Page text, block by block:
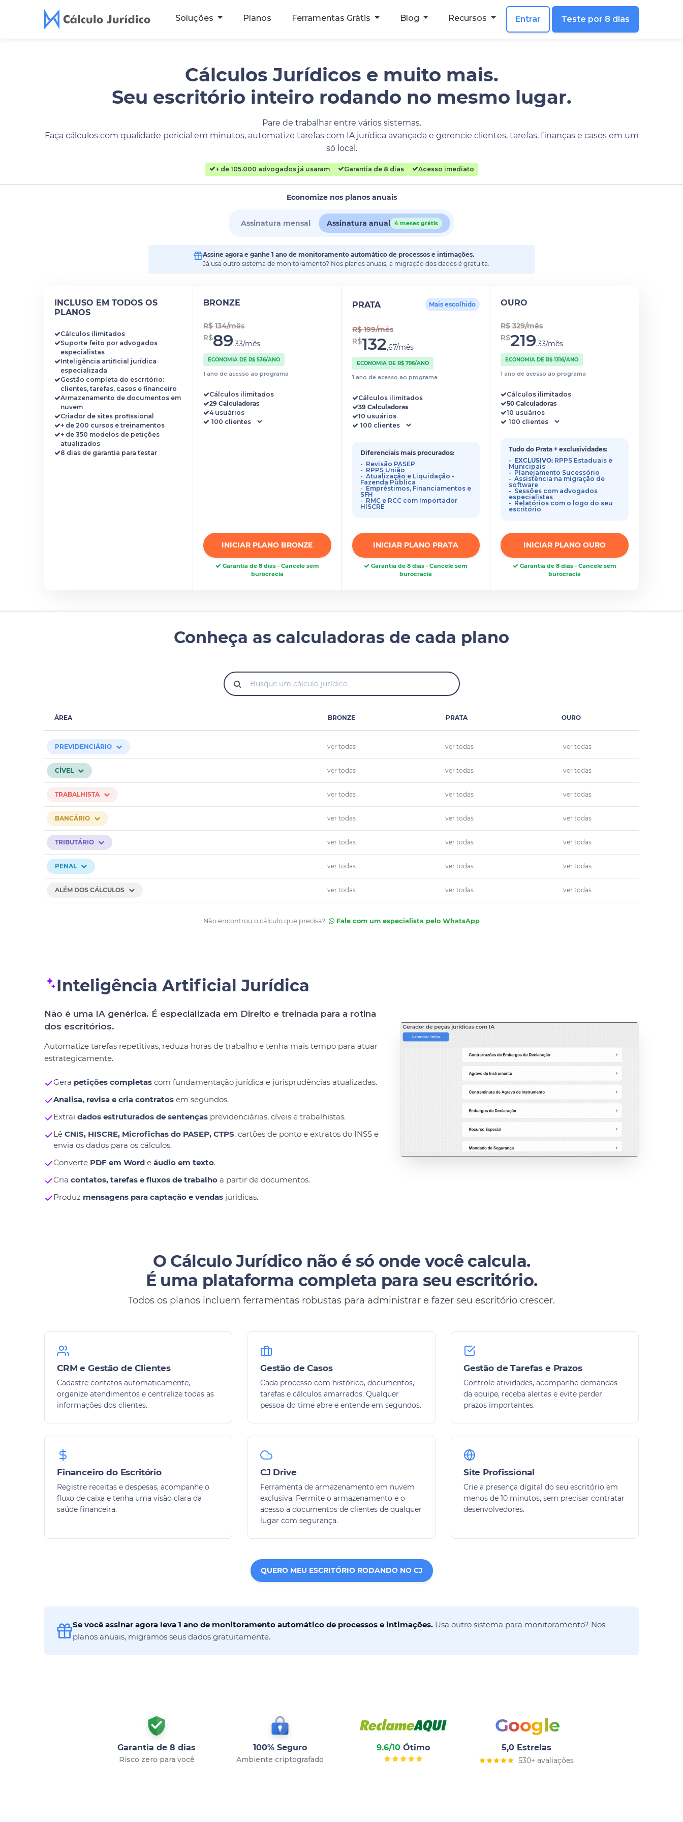
Soluções Planos Ferramentas Grátis Blog Recursos Entrar Teste por 8 dias
Cálculos Jurídicos e muito mais.
Seu escritório inteiro rodando no mesmo lugar.
Pare de trabalhar entre vários sistemas.
Faça cálculos com qualidade pericial em minutos, automatize tarefas com IA jurídica avançada e gerencie clientes, tarefas, finanças e casos em um
só local.
+ de 105.000 advogados já usaram Garantia de 8 dias Acesso imediato
Economize nos planos anuais
Assinatura mensal Assinatura anual 4 meses grátis
Assine agora e ganhe 1 ano de monitoramento automático de processos e intimações.
Já usa outro sistema de monitoramento? Nos planos anuais, a migração dos dados é gratuita.
INCLUSO EM TODOS OS
PLANOS
Cálculos ilimitados
Suporte feito por advogados
especialistas
Inteligência artificial jurídica
especializada
Gestão completa do escritório:
clientes, tarefas, casos e financeiro
Armazenamento de documentos em
nuvem
Criador de sites profissional
+ de 200 cursos e treinamentos
+ de 350 modelos de petições
atualizados
8 dias de garantia para testar
BRONZE
R$ 134/mês
R$89,33/mês
ECONOMIA DE R$ 536/ANO
1 ano de acesso ao programa
Cálculos ilimitados
29 Calculadoras
4 usuários
INICIAR PLANO BRONZE
Garantia de 8 dias - Cancele sem
burocracia
PRATA Mais escolhido
R$ 199/mês
R$132,67/mês
ECONOMIA DE R$ 796/ANO
1 ano de acesso ao programa
Cálculos ilimitados
39 Calculadoras
10 usuários
Diferenciais mais procurados:
Revisão PASEP
RPPS União
Atualização e Liquidação -
Fazenda Pública
Empréstimos, Financiamentos e
SFH
RMC e RCC com Importador
HISCRE
INICIAR PLANO PRATA
Garantia de 8 dias - Cancele sem
burocracia
OURO
R$ 329/mês
R$219,33/mês
ECONOMIA DE R$ 1316/ANO
1 ano de acesso ao programa
Cálculos ilimitados
50 Calculadoras
10 usuários
Tudo do Prata + exclusividades:
EXCLUSIVO: RPPS Estaduais e
Municipais
Planejamento Sucessório
Assistência na migração de
software
Sessões com advogados
especialistas
Relatórios com o logo do seu
escritório
INICIAR PLANO OURO
Garantia de 8 dias - Cancele sem
burocracia
Conheça as calculadoras de cada plano
ÁREA BRONZE PRATA OURO
PREVIDENCIÁRIO ver todas ver todas ver todas
CÍVEL ver todas ver todas ver todas
TRABALHISTA ver todas ver todas ver todas
BANCÁRIO ver todas ver todas ver todas
TRIBUTÁRIO ver todas ver todas ver todas
PENAL ver todas ver todas ver todas
ALÉM DOS CÁLCULOS ver todas ver todas ver todas
Não encontrou o cálculo que precisa? Fale com um especialista pelo WhatsApp
Inteligência Artificial Jurídica
Não é uma IA genérica. É especializada em Direito e treinada para a rotina
dos escritórios.
Automatize tarefas repetitivas, reduza horas de trabalho e tenha mais tempo para atuar
estrategicamente.
Gera petições completascom fundamentação jurídica e jurisprudências atualizadas.
Analisa, revisa e cria contratosem segundos.
Extrai dados estruturados de sentençasprevidenciárias, cíveis e trabalhistas.
Lê CNIS, HISCRE, Microfichas do PASEP, CTPS, cartões de ponto e extratos do INSS e
envia os dados para os cálculos.
Converte PDF em Worde áudio em texto.
Cria contatos, tarefas e fluxos de trabalhoa partir de documentos.
Produz mensagens para captação e vendasjurídicas.
O Cálculo Jurídico não é só onde você calcula.
É uma plataforma completa para seu escritório.
Todos os planos incluem ferramentas robustas para administrar e fazer seu escritório crescer.
CRM e Gestão de Clientes
Cadastre contatos automaticamente,
organize atendimentos e centralize todas as
informações dos clientes.
Gestão de Casos
Cada processo com histórico, documentos,
tarefas e cálculos amarrados. Qualquer
pessoa do time abre e entende em segundos.
Gestão de Tarefas e Prazos
Controle atividades, acompanhe demandas
da equipe, receba alertas e evite perder
prazos importantes.
Financeiro do Escritório
Registre receitas e despesas, acompanhe o
fluxo de caixa e tenha uma visão clara da
saúde financeira.
CJ Drive
Ferramenta de armazenamento em nuvem
exclusiva. Permite o armazenamento e o
acesso a documentos de clientes de qualquer
lugar com segurança.
Site Profissional
Crie a presença digital do seu escritório em
menos de 10 minutos, sem precisar contratar
desenvolvedores.
QUERO MEU ESCRITÓRIO RODANDO NO CJ
Se você assinar agora leva 1 ano de monitoramento automático de processos e intimações. Usa outro sistema para monitoramento? Nos
planos anuais, migramos seus dados gratuitamente.
Garantia de 8 dias
Risco zero para você
100% Seguro
Ambiente criptografado
9.6/10Ótimo
Google
5,0 Estrelas
530+ avaliações